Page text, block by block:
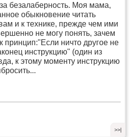
безалаберность. Моя мама,
обыкновение читать
и к технике, прежде чем ими
не могу понять, зачем
принцип:"Если ничто другое не
инструкцию" (один из
к этому моменту инструкцию
>>|